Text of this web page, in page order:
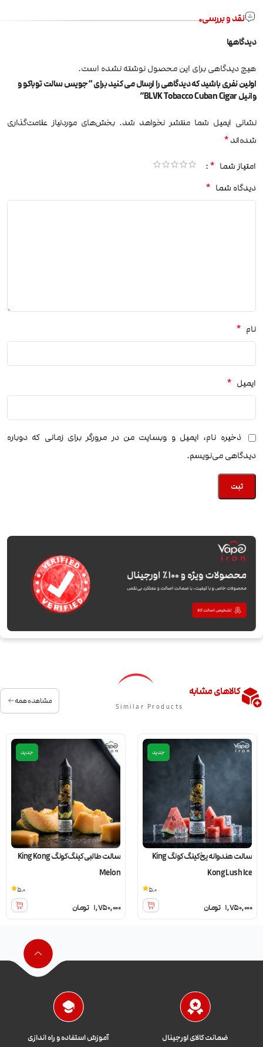
نقد و بررسی
دیدگاهها
هیچ دیدگاهی برای این محصول نوشته نشده است.
اولین نفری باشید که دیدگاهی را ارسال می کنید برای “جویس سالت توباکو و
وانیل BLVK Tobacco Cuban Cigar”
نشانی ایمیل شما منتشر نخواهد شد. بخش‌های موردنیاز علامت‌گذاری
شده‌اند*
امتیاز شما *
دیدگاه شما *
نام *
ایمیل *
ذخیره نام، ایمیل و وبسایت من در مرورگر برای زمانی که دوباره
دیدگاهی می‌نویسم.
کالاهای مشابه
Similar Products
مشاهده همه
جدید
سالت هندوانه یخ کینگ کونگ King
Kong Lush Ice
1,750,000 تومان
5.0
جدید
سالت طالبی کینگ کونگ King Kong
Melon
1,750,000 تومان
5.0
ضمانت کالای اورجینال آموزش استفاده و راه اندازی